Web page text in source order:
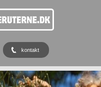
kontakt